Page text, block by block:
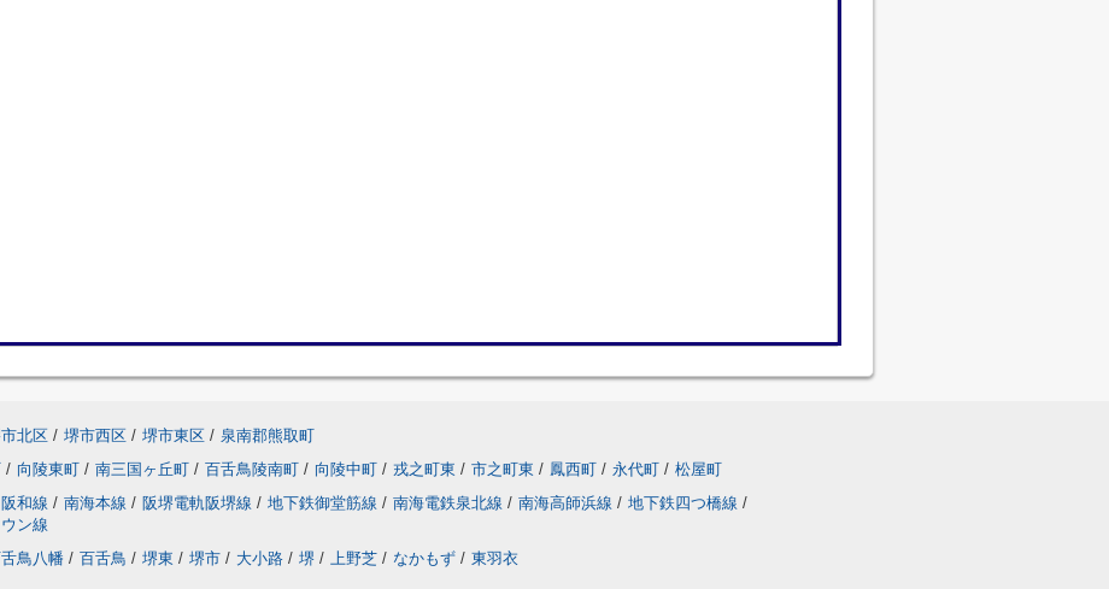
北区 / 堺市西区 / 堺市東区 / 泉南郡熊取町
/ 向陵東町 / 南三国ヶ丘町 / 百舌鳥陵南町 / 向陵中町 / 戎之町東 / 市之町東 / 鳳西町 / 永代町 / 松屋町
阪和線 / 南海本線 / 阪堺電軌阪堺線 / 地下鉄御堂筋線 / 南海電鉄泉北線 / 南海高師浜線 / 地下鉄四つ橋線 /
ン線
鳥八幡 / 百舌鳥 / 堺東 / 堺市 / 大小路 / 堺 / 上野芝 / なかもず / 東羽衣